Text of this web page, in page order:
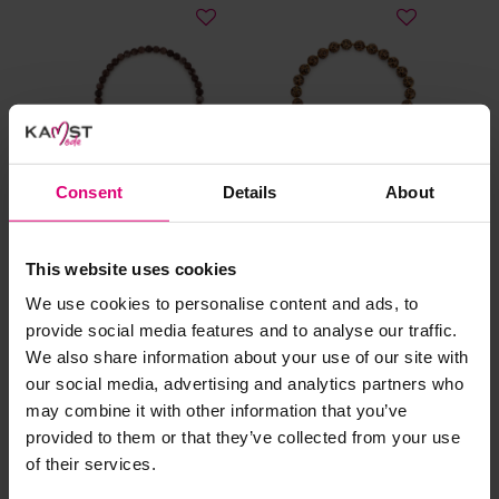
Consent Details About
This website uses cookies
We use cookies to personalise content and ads, to
provide social media features and to analyse our traffic.
We also share information about your use of our site with
our social media, advertising and analytics partners who
may combine it with other information that you’ve
provided to them or that they’ve collected from your use
of their services.
Doe de wasmachine niet te vol. Dat voorkomt
kreuken/wrijving.
Gebruik een waszakje voor poreuze materialen en/of
artikelen met kraaltjes/steentjes.
Selecteer het wasgoed op kleur en was met een passend
wasmiddel.
Gebreide kledingstukken (met of zonder wol):
Allereerst: stel het wassen zo lang mogelijk uit.
Was in de wasmachine op een wol-programma. Dit
voorkomt wrijving en pilling.
Was zo koud mogelijk.
Droog het kledingstuk liggend op een handdoek.
Controleer na het wassen op pilling en scheer het
Ketting met kralen
€ 19,95
Ketting kraal panter
€ 19,95